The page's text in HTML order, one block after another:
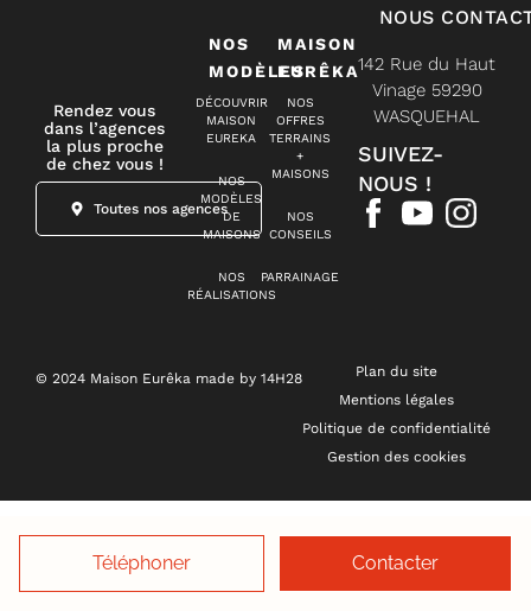
Téléphoner Contacter
Rendez vous
dans l’agences
la plus proche
de chez vous !
Toutes nos agences
NOS
MODÈLES
DÉCOUVRIR
MAISON
EUREKA
NOS
MODÈLES
DE
MAISONS
NOS
RÉALISATIONS
MAISON
EURÊKA
NOS
OFFRES
TERRAINS
+
MAISONS
NOS
CONSEILS
PARRAINAGE
NOUS
142 Rue du Haut
Vinage 59290
WASQUEHAL
SUIVEZ-
NOUS !
© 2024 Maison Eurêka made by 14H28
Plan du site
Mentions légales
Politique de confidentialité
Gestion des cookies